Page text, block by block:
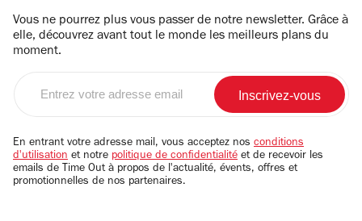
Vous ne pourrez plus vous passer de notre newsletter. Grâce à
elle, découvrez avant tout le monde les meilleurs plans du
moment.
email
En entrant votre adresse mail, vous acceptez nos conditions
d'utilisation et notre politique de confidentialité et de recevoir les
emails de Time Out à propos de l'actualité, évents, offres et
promotionnelles de nos partenaires.